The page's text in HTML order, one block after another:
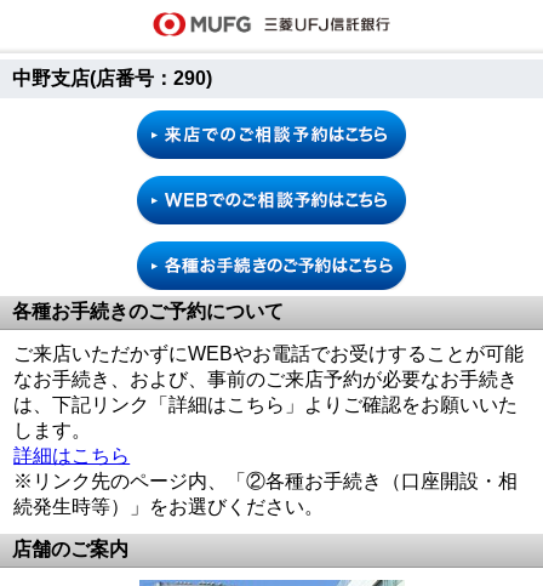
中野支店(店番号：290)
各種お手続きのご予約について
ご来店いただかずにWEBやお電話でお受けすることが可能
なお手続き、および、事前のご来店予約が必要なお手続き
は、下記リンク「詳細はこちら」よりご確認をお願いいた
します。
詳細はこちら
※リンク先のページ内、「②各種お手続き（口座開設・相
続発生時等）」をお選びください。
店舗のご案内